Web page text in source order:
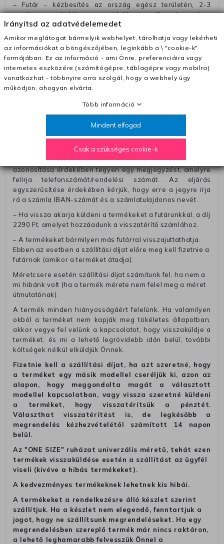
– Futár - kézbesítés az ország egész területén, 2-3
munkanapon belül a megrendelés e-mailben / sms-ben
történő megerősítésétől számítva
– Szállítás 1700 Ft (+400 Ft utánvéttel)
– Ingyenes szállítás 31600 Ft feletti megrendeléseknél
(+400 Ft utánvétte)
– A kapott termék cseréjéért 3780 Ft szállítási díjat
számolunk fel (oda -vissza út)
Öntől a terméket/termékeket, vagy más futárral is
elküldheti. Olyan utávéttel küldött csomagot, melyne
értéke eltér 0 FT-tól, nem fogadunk el. A futárnak átadott
csomagba kérjük, hogy a visszaküldés könnyebb
azonosítása érdekében tegyen egy megjegyzést, amelyre
felírja telefonszámát/rendelési számát. Az eljárás
egyszerűsítése érdekében kérjük, hogy erre a jegyre írja
rá a számla IBAN-számát és a számlatulajdonos nevét.
– Ha vissza akarja küldeni a termékeket a futárunkkal, a díj
2290 Ft, amelyet hozzáadunk a visszatérítő számlához.
– A termékeket bármilyen más futárral visszajuttathatja.
Ebben az esetben a szállítási díjat előre meg kell fizetnie a
futárnak (amikor a terméket átadja).
Méretcsere esetén szállítási díjat számitunk fel, ha nem a
mi hibánk volt (ha a termék mérete nem felel meg a méret
útmutatónak).
A termék minden hiányosságáért felelünk. Ha valamilyen
okból a terméket nem kapják meg tökéletes állapotban,
akkor vegye fel velünk a kapcsolatot, hogy visszaküldje a
terméket, és mi a lehető legrövidebb időn belül, további
költségek nélkül elküldjük Önnek.
Fizetnie kell a szállítási díjat, ha azt szeretné, hogy
a terméket egy másik modellel cseréljük ki, azon az
alapon, hogy meggondolta magát a választott
modellel kapcsolatban, vagy vissza szeretné küldeni
a terméket, hogy visszatérítsük a pénztét.
Választhat visszatérítést is, de legkésőbb a
megrendelés kézhezvételétől számított 14 napon
belül.
Az "ONE SIZE" ruházat univerzális méretű, tehát ezen
termékek visszaküldése esetén a szállítást az ügyfél
viseli (kivéve a hibás termékeket).
A kedvezményes termékeknek lehetnek kis hibái.
A termékeket a rendelkezésre álló készlet szerint
szállítjuk. Ha a készlet nem elegendő, fenntartjuk a
jogot, hogy ne szállítsunk megrendeléseket. Ha egy
megrendelésben szereplő termék már nincs raktáron,
a lehető leghamarabb felvesszük Önnel a
Irányítsd az adatvédelemedet
Amikor meglátogat bármelyik webhelyet, tárolhatja vagy lekérheti
az információkat a böngészőjében, leginkább a \ "cookie-k"
formájában. Ez az információ - ami Önre, preferenciáira vagy
internetes eszközére (számítógépre, táblagépre vagy mobilra)
vonatkozhat - többnyire arra szolgál, hogy a webhely úgy
működjön, ahogyan elvárta.
Több információ
Mindent elfogad
Csak a szükséges cookie-k